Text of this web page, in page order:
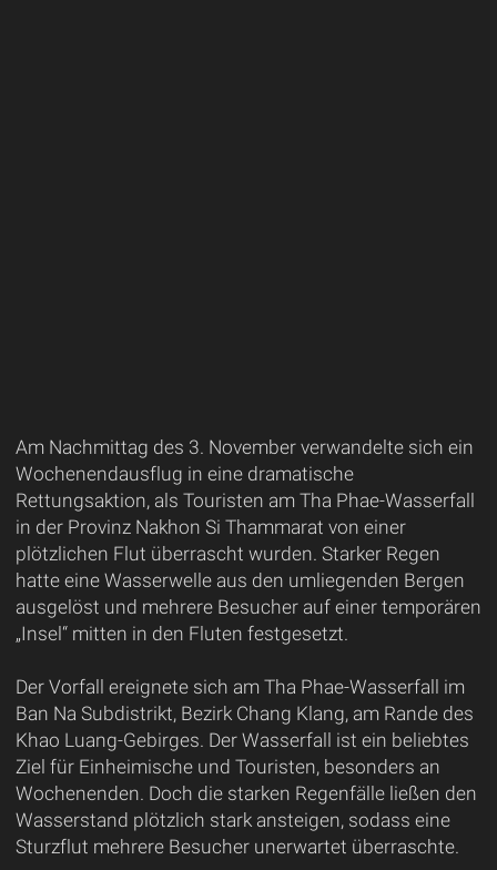
Am Nachmittag des 3. November verwandelte sich ein
Wochenendausflug in eine dramatische
Rettungsaktion, als Touristen am Tha Phae-Wasserfall
in der Provinz Nakhon Si Thammarat von einer
plötzlichen Flut überrascht wurden. Starker Regen
hatte eine Wasserwelle aus den umliegenden Bergen
ausgelöst und mehrere Besucher auf einer temporären
„Insel“ mitten in den Fluten festgesetzt.
Der Vorfall ereignete sich am Tha Phae-Wasserfall im
Ban Na Subdistrikt, Bezirk Chang Klang, am Rande des
Khao Luang-Gebirges. Der Wasserfall ist ein beliebtes
Ziel für Einheimische und Touristen, besonders an
Wochenenden. Doch die starken Regenfälle ließen den
Wasserstand plötzlich stark ansteigen, sodass eine
Sturzflut mehrere Besucher unerwartet überraschte.